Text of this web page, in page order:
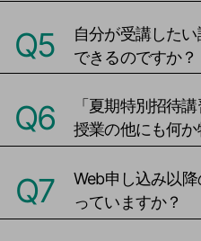
Q5
自分が受講した
できるのですか？
Q6
「夏期特別招待講
授業の他にも何
Q7
Web申し込み以
っていますか？